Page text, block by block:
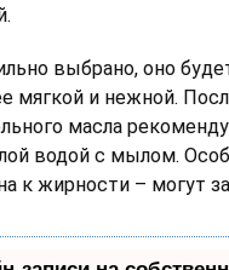
выбрано, оно
мягкой и нежной.
масла
водой с мылом.
к жирности – могут